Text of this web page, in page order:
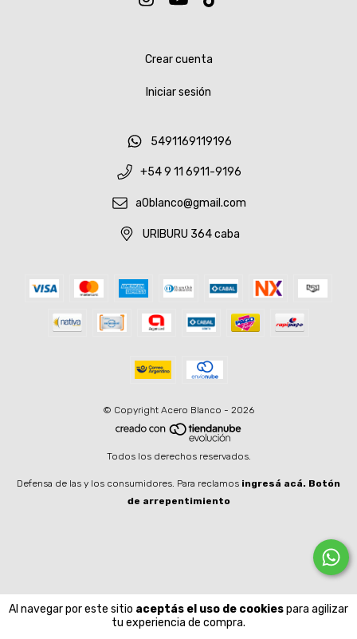
Al navegar por este sitio aceptás el uso de cookiespara agilizar
tu experiencia de compra.
Crear cuenta
Iniciar sesión
5491169119196
+54 9 11 6911-9196
a0blanco@gmail.com
URIBURU 364 caba
© Copyright Acero Blanco - 2026
Todos los derechos reservados.
Defensa de las y los consumidores. Para reclamos ingresá acá. Botón
de arrepentimiento